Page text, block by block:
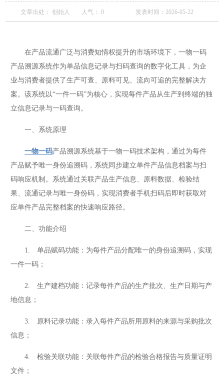
文章出处： 创始人 人气： 0 发表时间：2026-05-22
在产品流通广泛与消费知情权提升的市场环境下，一物一码
产品溯源系统作为单品信息记录与扫码查询的数字化工具，为企
业与消费者提供了生产可查、原料可见、流向可追的完整解决方
案。该系统以“一件一码”为核心，实现每件产品从生产到终端的独
立信息记录与一码查询。
一、系统原理
一物一码产品溯源系统基于一物一码技术架构，通过为每件
产品赋予唯一身份追溯码，系统同步建立单件产品信息档案与扫
码响应机制。系统通过关联产品生产信息、原料数据、检验结
果、流通记录与唯一身份码，实现消费者手机扫码后即时获取对
应单件产品完整档案的快速响应路径。
二、功能介绍
1. 单品赋码功能：为每件产品分配唯一的身份追溯码，实现
一件一码；
2. 生产建档功能：记录每件产品的生产批次、生产日期与产
地信息；
3. 原料记录功能：录入每件产品所用原料的来源与采购批次
信息；
4. 检验关联功能：关联每件产品的检验合格报告与质量证明
文件；